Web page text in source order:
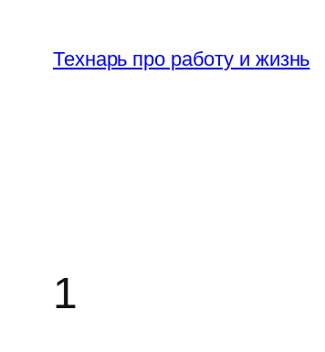
содержимому
Технарь про работу и жизнь
1